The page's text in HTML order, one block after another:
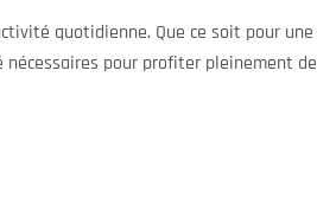
quotidienne. Que ce soit pour une
pour profiter pleinement de